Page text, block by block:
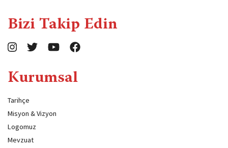
Bizi Takip Edin
Kurumsal
Tarihçe
Misyon & Vizyon
Logomuz
Mevzuat